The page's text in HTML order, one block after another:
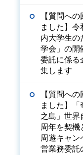
【質問へ
ました】令
内大学生の
学会」の開
委託に係る
集します
【質問へ
ました】
之島」世界
周年を契機
周遊キャン
営業務委託